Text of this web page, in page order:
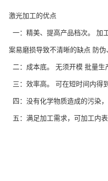
激光加工的优点
一：精美、提高产品档次。 加
案易磨损导致不清晰的缺点 防
二：成本底。 无须开模 批量生
三：效率高。 可在短时间内得
四：没有化学物质造成的污染
五：满足加工需求，可加工内表